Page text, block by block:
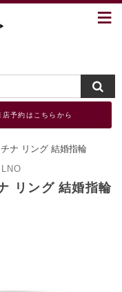
予約はこちらから
ナ リング 結婚指輪
リング 結婚指輪